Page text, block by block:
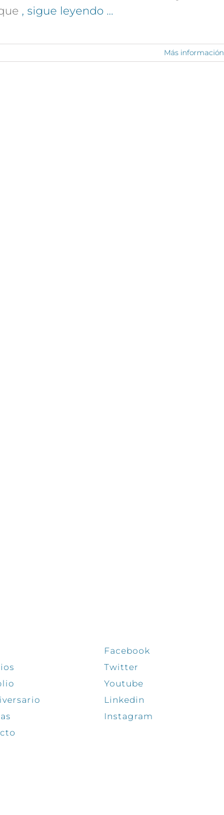
, sigue leyendo …
Más información
Facebook
Twitter
Youtube
Linkedin
Instagram